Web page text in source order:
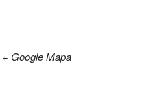
+ Google Mapa